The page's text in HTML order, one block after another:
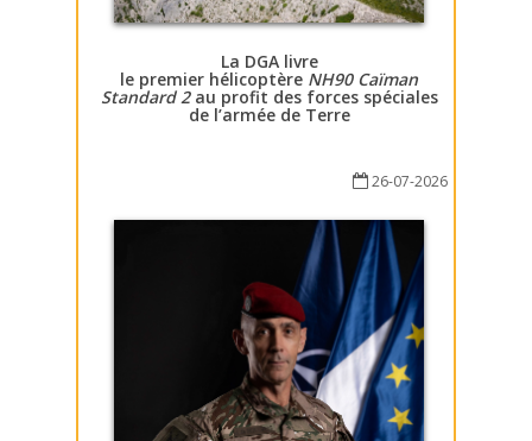
La DGA livre
le premier hélicoptère NH90 Caïman
Standard 2au profit des forces spéciales
de l’armée de Terre
26-07-2026